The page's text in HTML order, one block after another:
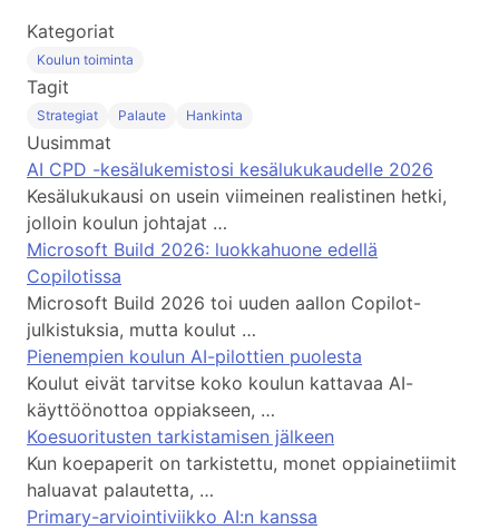
Kategoriat
Koulun toiminta
Tagit
Strategiat Palaute Hankinta
Uusimmat
AI CPD -kesälukemistosi kesälukukaudelle 2026
Kesälukukausi on usein viimeinen realistinen hetki,
jolloin koulun johtajat …
Microsoft Build 2026: luokkahuone edellä
Copilotissa
Microsoft Build 2026 toi uuden aallon Copilot-
julkistuksia, mutta koulut …
Pienempien koulun AI-pilottien puolesta
Koulut eivät tarvitse koko koulun kattavaa AI-
käyttöönottoa oppiakseen, …
Koesuoritusten tarkistamisen jälkeen
Kun koepaperit on tarkistettu, monet oppiainetiimit
haluavat palautetta, …
Primary-arviointiviikko AI:n kanssa